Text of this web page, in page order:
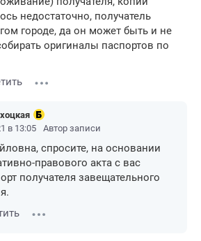
недостаточно, получатель
городе, да он может быть и не
оригиналы паспортов по
в 13:05
Автор записи
спросите, на основании
правового акта с вас
получателя завещательного